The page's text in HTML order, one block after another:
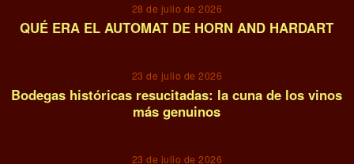
28 de julio de 2026
QUÉ ERA EL AUTOMAT DE HORN AND HARDART
06
23 de julio de 2026
Bodegas históricas resucitadas: la cuna de los vinos
más genuinos
23 de julio de 2026